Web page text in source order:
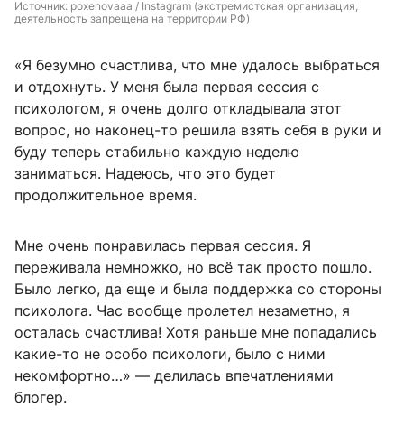
Источник: poxenovaaa / Instagram (экстремистская организация,
деятельность запрещена на территории РФ)
«Я безумно счастлива, что мне удалось выбраться
и отдохнуть. У меня была первая сессия с
психологом, я очень долго откладывала этот
вопрос, но наконец-то решила взять себя в руки и
буду теперь стабильно каждую неделю
заниматься. Надеюсь, что это будет
продолжительное время.
Мне очень понравилась первая сессия. Я
переживала немножко, но всё так просто пошло.
Было легко, да еще и была поддержка со стороны
психолога. Час вообще пролетел незаметно, я
осталась счастлива! Хотя раньше мне попадались
какие-то не особо психологи, было с ними
некомфортно…» — делилась впечатлениями
блогер.